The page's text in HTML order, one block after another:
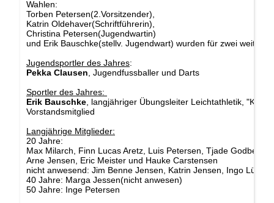
Wahlen:
Torben Petersen(2.Vorsitzender),
Katrin Oldehaver(Schriftführerin),
Christina Petersen(Jugendwartin)
und Erik Bauschke(stellv. Jugendwart) wurden für zwei weitere
Jugendsportler des Jahres:
Pekka Clausen , Jugendfussballer und Darts
Sportler des Jahres:
Erik Bauschke , langjähriger Übungsleiter Leichtathletik,
Vorstandsmitglied
Langjährige Mitglieder:
20 Jahre:
Max Milarch, Finn Lucas Aretz, Luis Petersen, Tjade
Arne Jensen, Eric Meister und Hauke Carstensen
nicht anwesend: Jim Benne Jensen, Katrin Jensen, Ingo
40 Jahre: Marga Jessen(nicht anwesen)
50 Jahre: Inge Petersen